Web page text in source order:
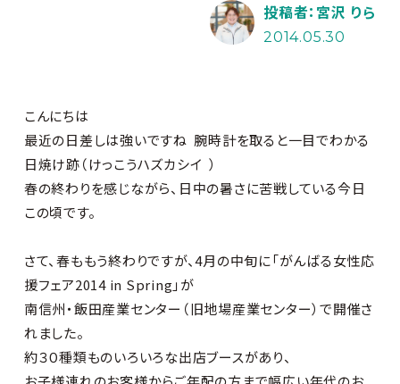
投稿者：宮沢 りら
2014.05.30
こんにちは
最近の日差しは強いですね 腕時計を取ると一目でわかる
日焼け跡（けっこうハズカシイ ）
春の終わりを感じながら、日中の暑さに苦戦している今日
この頃です。
さて、春ももう終わりですが、4月の中旬に「がんばる女性応
援フェア2014 in Spring」が
南信州・飯田産業センター（旧地場産業センター）で開催さ
れました。
約３０種類ものいろいろな出店ブースがあり、